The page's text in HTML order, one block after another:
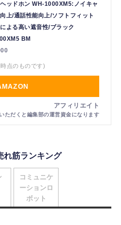
ッドホン WH-1000XM5:ノイキャ
上/通話性能向上/ソフトフィット
よる高い遮音性/ブラック
BM
点のものです)
れ筋ランキング
コミュニケ
ーションロ
ボット